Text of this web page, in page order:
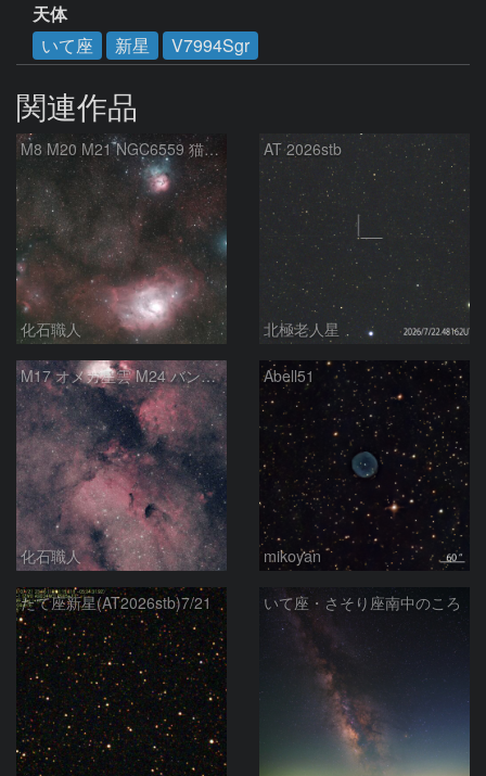
天体
いて座
新星 V7994Sgr
関連作品
M8 M20 M21 NGC6559 猫の手星雲 いて座
化石職人
AT 2026stb
北極老人星
M17 オメガ星雲 M24 バンビの横顔 いて座
化石職人
Abell51
mikoyan
たて座新星(AT2026stb)7/21 いて座・さそり座南中のころ